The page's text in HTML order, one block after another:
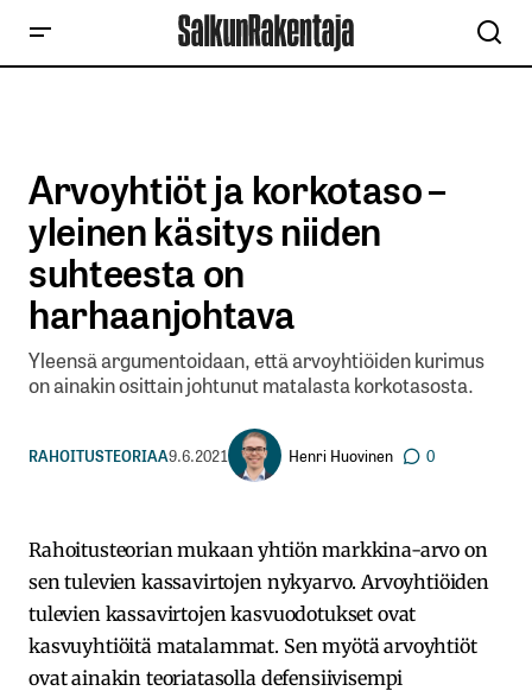
Arvoyhtiöt ja korkotaso –
yleinen käsitys niiden
suhteesta on
harhaanjohtava
Yleensä argumentoidaan, että arvoyhtiöiden kurimus
on ainakin osittain johtunut matalasta korkotasosta.
RAHOITUSTEORIAA9.6.2021 Henri Huovinen 0
Rahoitusteorian mukaan yhtiön markkina-arvo on
sen tulevien kassavirtojen nykyarvo. Arvoyhtiöiden
tulevien kassavirtojen kasvuodotukset ovat
kasvuyhtiöitä matalammat. Sen myötä arvoyhtiöt
ovat ainakin teoriatasolla defensiivisempi